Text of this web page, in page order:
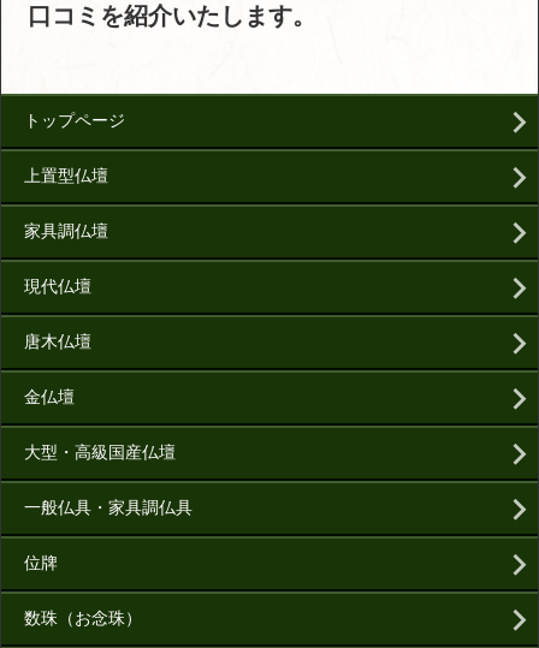
口コミを紹介いたします。
トップページ
上置型仏壇
家具調仏壇
現代仏壇
唐木仏壇
金仏壇
大型・高級国産仏壇
一般仏具・家具調仏具
位牌
数珠（お念珠）